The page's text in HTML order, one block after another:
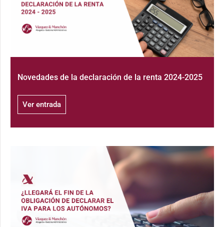
Novedades de la declaración de la renta 2024-2025
Ver entrada